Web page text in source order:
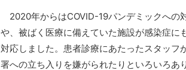
2020年からはCOVID-19パンデミックへの
や、被ばく医療に備えていた施設が感染症に
対応しました。患者診療にあたったスタッフ
署への立ち入りを嫌がられたりといろいろあ